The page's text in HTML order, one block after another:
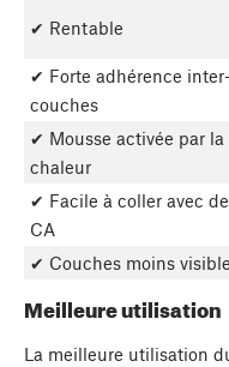
✔ Rentable
✔ Forte adhérence inter-
couches
✔ Mousse activée par la
chaleur
✔ Facile à coller avec
CA
✔ Couches moins
Meilleure utilisation
La meilleure utilisation